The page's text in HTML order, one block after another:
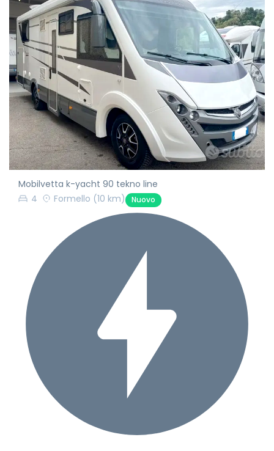
Mobilvetta k-yacht 90 tekno line
4
Formello (10 km) Nuovo